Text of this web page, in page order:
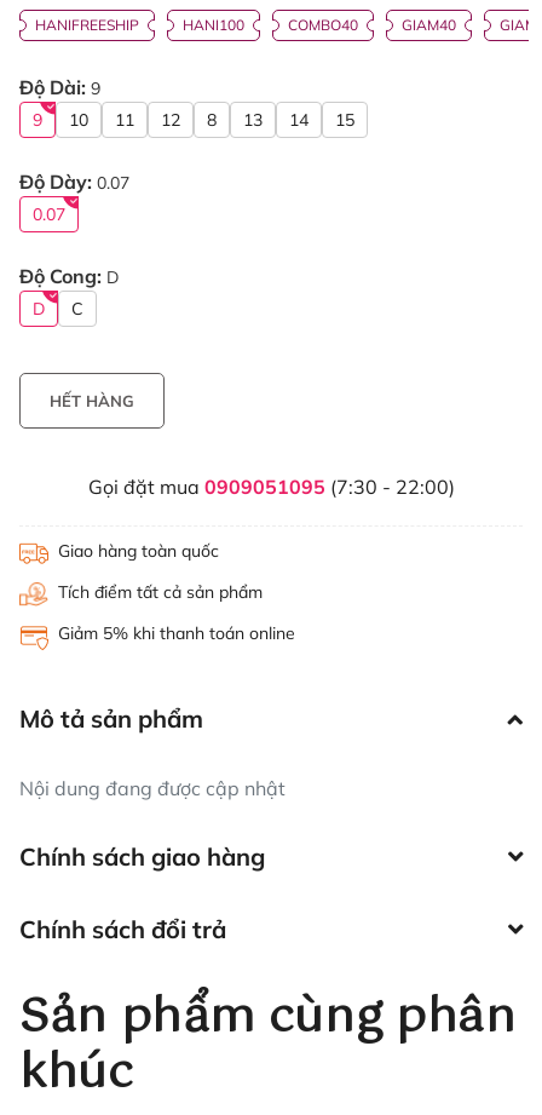
HANIFREESHIP HANI100 COMBO40 GIAM40
Độ Dài: 9
9
10 11 12 8 13 14 15
Độ Dày: 0.07
0.07
Độ Cong: D
D
C
HẾT HÀNG
Gọi đặt mua 0909051095 (7:30 - 22:00)
Giao hàng toàn quốc
Tích điểm tất cả sản phẩm
Giảm 5% khi thanh toán online
Mô tả sản phẩm
Nội dung đang được cập nhật
Chính sách giao hàng
Chính sách đổi trả
Sản phẩm cùng phân
khúc